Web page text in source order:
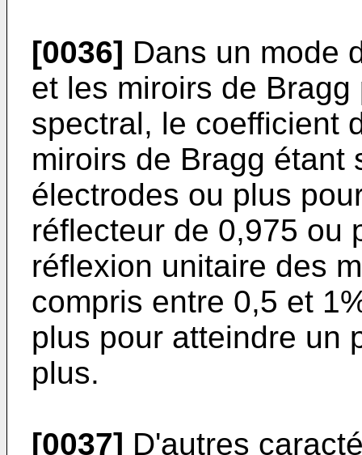
[0036] Dans un mode
et les miroirs de
spectral, le coefficient
miroirs de Bragg étant
électrodes ou plus
réflecteur de 0,975 ou
réflexion unitaire des
compris entre 0,5 et
plus pour atteindre un
plus.
[0037] D'autres